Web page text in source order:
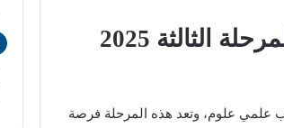
الكليات المتاحة في تنسيق المرحلة الثالثة 2025
علمي علوم، وتعد هذه المرحلة فرصة